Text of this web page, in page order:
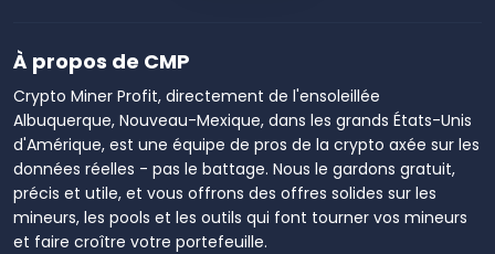
À propos de CMP
Crypto Miner Profit, directement de l'ensoleillée
Albuquerque, Nouveau-Mexique, dans les grands États-Unis
d'Amérique, est une équipe de pros de la crypto axée sur les
données réelles - pas le battage. Nous le gardons gratuit,
précis et utile, et vous offrons des offres solides sur les
mineurs, les pools et les outils qui font tourner vos mineurs
et faire croître votre portefeuille.